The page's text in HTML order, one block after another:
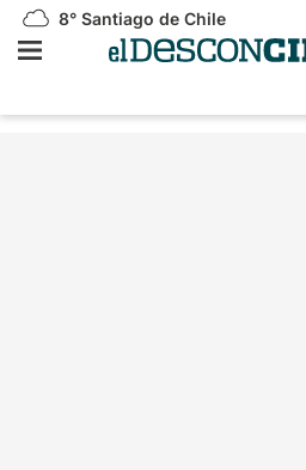
8° Santiago de Chile